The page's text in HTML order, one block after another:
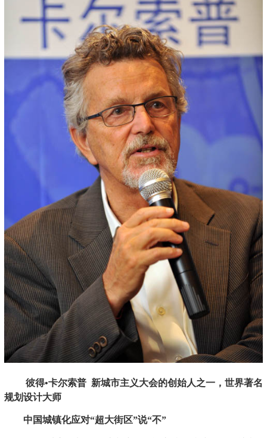
彼得•卡尔索普 新城市主义大会的创始人之一，世界著名
规划设计大师
中国城镇化应对“超大街区”说“不”